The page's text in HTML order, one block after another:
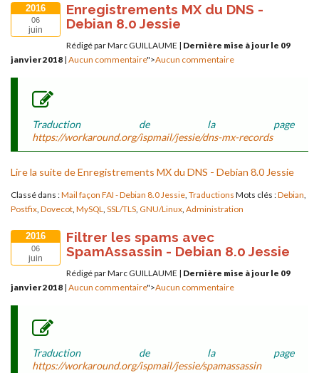
2016
06
juin
Enregistrements MX du DNS -
Debian 8.0 Jessie
Rédigé par Marc GUILLAUME | Dernière mise à jour le 09
janvier 2018 | Aucun commentaire">Aucun commentaire
Traduction de la page
https://workaround.org/ispmail/jessie/dns-mx-records
Lire la suite de Enregistrements MX du DNS - Debian 8.0 Jessie
Classé dans :Mail façon FAI - Debian 8.0 Jessie, Traductions Mots clés :Debian,
Postfix, Dovecot, MySQL, SSL/TLS, GNU/Linux, Administration
2016
06
juin
Filtrer les spams avec
SpamAssassin - Debian 8.0 Jessie
Rédigé par Marc GUILLAUME | Dernière mise à jour le 09
janvier 2018 | Aucun commentaire">Aucun commentaire
Traduction de la page
https://workaround.org/ispmail/jessie/spamassassin